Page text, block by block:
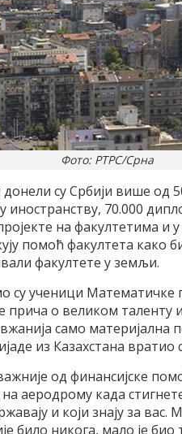
Фото: РТРС/Срна
су Србији више од
иностранству, 70.000
на факултетима и
помоћ факултета како
факултете у земљи.
су ученици Математичке
прича о великом таленту
само
из Казахстана
од финансијске
аеродрому када
и који знају за вас.
било никога, мало је